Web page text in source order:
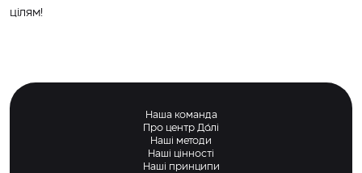
цілям!
Наша команда
Про центр Дáлі
Наші методи
Наші цінності
Наші принципи